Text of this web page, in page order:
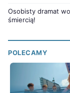
Osobisty dramat
śmiercią!
POLECAMY